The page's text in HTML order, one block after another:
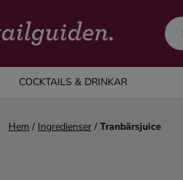
COCKTAILS & DRINKAR
DRINKAR
& drinkar
Hem / Ingredienser / Tranbärsjuice